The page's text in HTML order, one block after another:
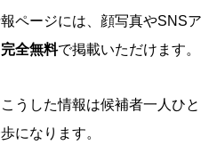
ページには、顔写真やSNSア
完全無料で掲載いただけます。
うした情報は候補者一人ひと
になります。